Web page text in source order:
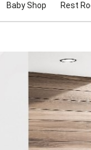
Baby Shop Rest